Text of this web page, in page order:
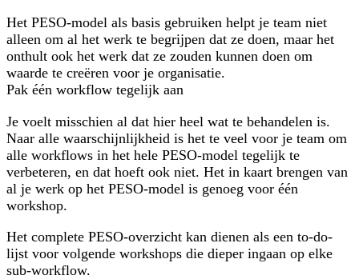
Het PESO-model als basis gebruiken helpt je team niet
alleen om al het werk te begrijpen dat ze doen, maar het
onthult ook het werk dat ze zouden kunnen doen om
waarde te creëren voor je organisatie.
Pak één workflow tegelijk aan
Je voelt misschien al dat hier heel wat te behandelen is.
Naar alle waarschijnlijkheid is het te veel voor je team om
alle workflows in het hele PESO-model tegelijk te
verbeteren, en dat hoeft ook niet. Het in kaart brengen van
al je werk op het PESO-model is genoeg voor één
workshop.
Het complete PESO-overzicht kan dienen als een to-do-
lijst voor volgende workshops die dieper ingaan op elke
sub-workflow.